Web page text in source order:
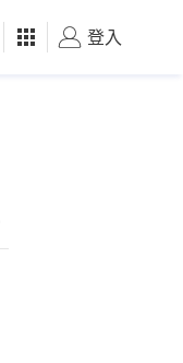
好食玩飛
登入